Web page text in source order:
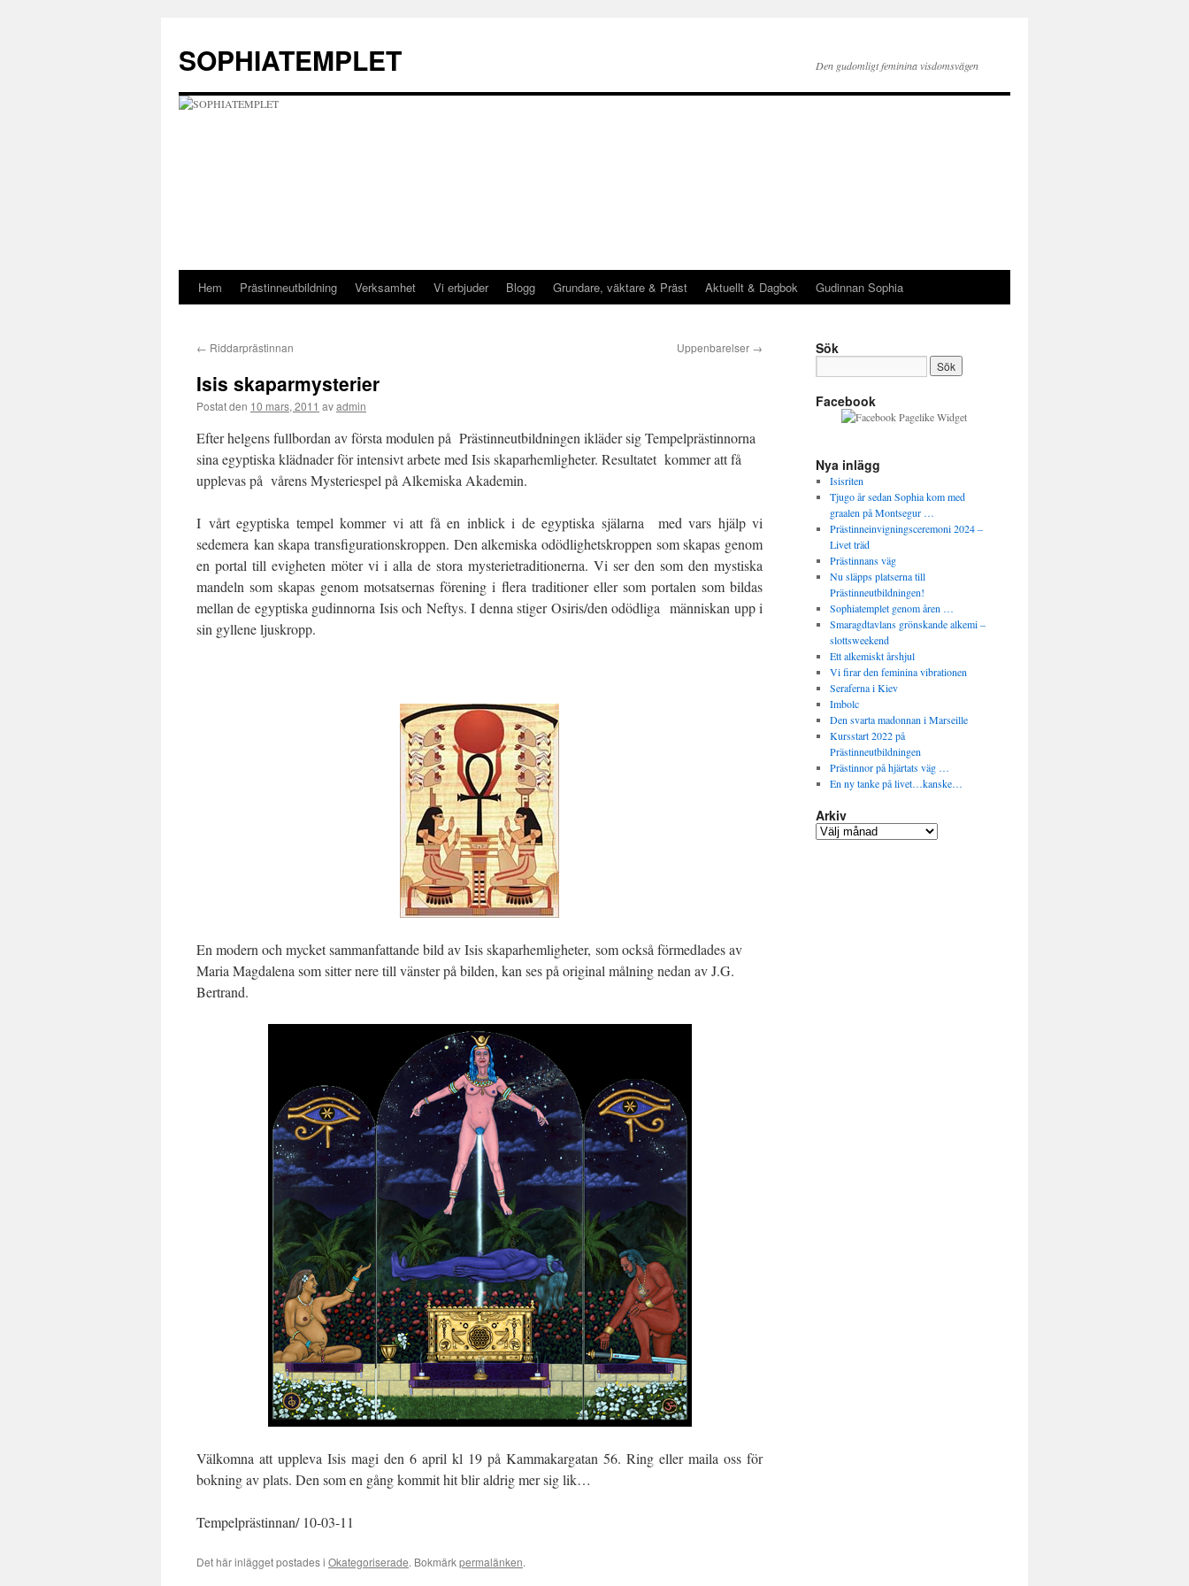
innehåll
SOPHIATEMPLET Den gudomligt feminina visdomsvägen
Hem Prästinneutbildning Verksamhet Vi erbjuder Blogg Grundare, väktare & Präst Aktuellt & Dagbok Gudinnan Sophia
← Riddarprästinnan Uppenbarelser →
Isis skaparmysterier
Postat den 10 mars, 2011 avadmin
Efter helgens fullbordan av första modulen på Prästinneutbildningen ikläder sig Tempelprästinnorna
sina egyptiska klädnader för intensivt arbete med Isis skaparhemligheter. Resultatet kommer att få
upplevas på vårens Mysteriespel på Alkemiska Akademin.
I vårt egyptiska tempel kommer vi att få en inblick i de egyptiska själarna med vars hjälp vi
sedemera kan skapa transfigurationskroppen. Den alkemiska odödlighetskroppen som skapas genom
en portal till evigheten möter vi i alla de stora mysterietraditionerna. Vi ser den som den mystiska
mandeln som skapas genom motsatsernas förening i flera traditioner eller som portalen som bildas
mellan de egyptiska gudinnorna Isis och Neftys. I denna stiger Osiris/den odödliga människan upp i
sin gyllene ljuskropp.
En modern och mycket sammanfattande bild av Isis skaparhemligheter, som också förmedlades av
Maria Magdalena som sitter nere till vänster på bilden, kan ses på original målning nedan av J.G.
Bertrand.
Välkomna att uppleva Isis magi den 6 april kl 19 på Kammakargatan 56. Ring eller maila oss för
bokning av plats. Den som en gång kommit hit blir aldrig mer sig lik…
Tempelprästinnan/ 10-03-11
Det här inlägget postades i Okategoriserade. Bokmärkpermalänken.
Sök
Facebook
Nya inlägg
Isisriten
Tjugo år sedan Sophia kom med
graalen på Montsegur …
Prästinneinvigningsceremoni 2024 –
Livet träd
Prästinnans väg
Nu släpps platserna till
Prästinneutbildningen!
Sophiatemplet genom åren …
Smaragdtavlans grönskande alkemi –
slottsweekend
Ett alkemiskt årshjul
Vi firar den feminina vibrationen
Seraferna i Kiev
Imbolc
Den svarta madonnan i Marseille
Kursstart 2022 på
Prästinneutbildningen
Prästinnor på hjärtats väg …
En ny tanke på livet…kanske…
Arkiv
Arkiv